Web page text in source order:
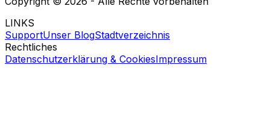
LINKS
SupportUnser BlogStadtverzeichnis
Rechtliches
Datenschutzerklärung & CookiesImpressum